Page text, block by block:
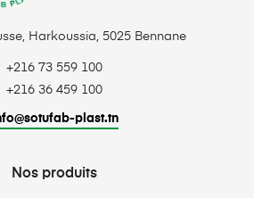
Harkoussia, 5025 Bennane
+216 73 559 100
+216 36 459 100
plast.tn
Nos produits